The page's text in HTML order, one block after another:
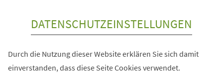
DATENSCHUTZEINSTELLUNGEN
Durch die Nutzung dieser Website erklären Sie sich damit
einverstanden, dass diese Seite Cookies verwendet.